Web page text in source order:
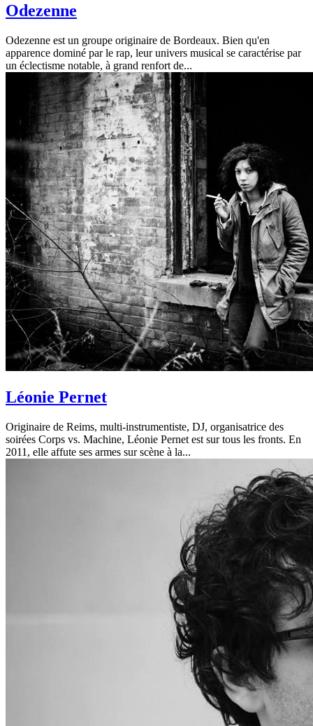
Odezenne
Odezenne est un groupe originaire de Bordeaux. Bien qu'en
apparence dominé par le rap, leur univers musical se caractérise par
un éclectisme notable, à grand renfort de...
Léonie Pernet
Originaire de Reims, multi-instrumentiste, DJ, organisatrice des
soirées Corps vs. Machine, Léonie Pernet est sur tous les fronts. En
2011, elle affute ses armes sur scène à la...